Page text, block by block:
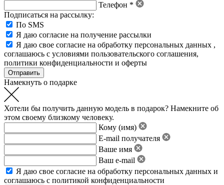
Телефон *
Подписаться на рассылку:
По SMS
Я даю согласие на получение рассылки
Я даю свое согласие на обработку персональных данных ,
соглашаюсь с условиями пользовательского соглашения,
политики конфиденциальности и оферты
Намекнуть о подарке
Хотели бы получить данную модель в подарок? Намекните об
этом своему близкому человеку.
Кому (имя)
E-mail получателя
Ваше имя
Ваш e-mail
Я даю свое согласие на обработку персональных данных и
соглашаюсь с политикой конфиденциальности